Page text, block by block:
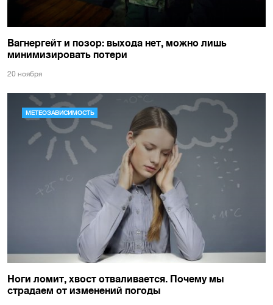
Вагнергейт и позор: выхода нет, можно лишь
минимизировать потери
20 ноября
МЕТЕОЗАВИСИМОСТЬ
Ноги ломит, хвост отваливается. Почему мы
страдаем от изменений погоды